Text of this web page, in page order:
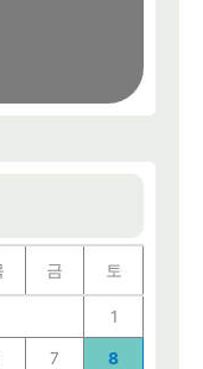
금 토
1
7 8